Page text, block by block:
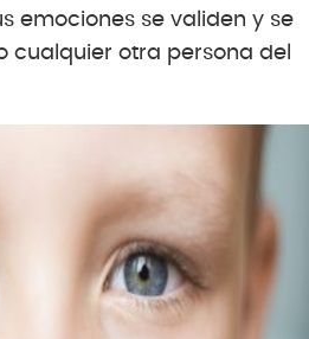
emociones se validen y se
otra persona del